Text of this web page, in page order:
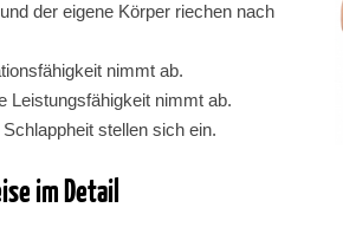
der eigene Körper riechen nach
nimmt ab.
Leistungsfähigkeit nimmt ab.
stellen sich ein.
im Detail